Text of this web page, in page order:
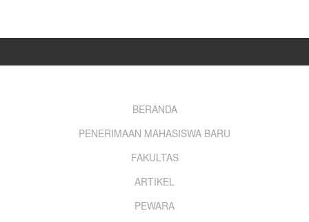
BERANDA
PENERIMAAN MAHASISWA BARU
FAKULTAS
ARTIKEL
PEWARA